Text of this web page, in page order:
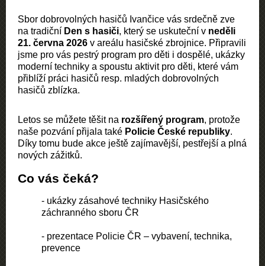
Sbor dobrovolných hasičů Ivančice vás srdečně zve
na tradiční Den s hasiči, který se uskuteční v neděli
21. června 2026 v areálu hasičské zbrojnice. Připravili
jsme pro vás pestrý program pro děti i dospělé, ukázky
moderní techniky a spoustu aktivit pro děti, které vám
přiblíží práci hasičů resp. mladých dobrovolných
hasičů zblízka.
Letos se můžete těšit na rozšířený program, protože
naše pozvání přijala také Policie České republiky.
Díky tomu bude akce ještě zajímavější, pestřejší a plná
nových zážitků.
Co vás čeká?
- ukázky zásahové techniky Hasičského
záchranného sboru ČR
- prezentace Policie ČR – vybavení, technika,
prevence